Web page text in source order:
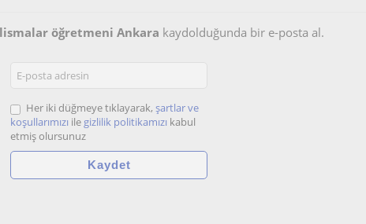
öğretmeni Ankara kaydolduğunda bir e-posta al.
Her iki düğmeye tıklayarak, şartlar ve
koşullarımızı ile gizlilik politikamızı kabul
etmiş olursunuz